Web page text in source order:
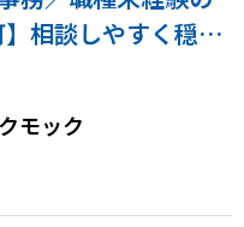
相談しやすく穏や
で有名な食品メー
モック
ジ
じる